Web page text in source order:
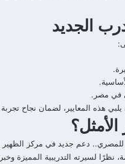
الجديد
في مصر.
هذه المعايير، لضمان نجاح
الأمثل؟
للمصري.. دعم جديد في مركز الظهير
نظرًا لسيرته التدريبية المميزة